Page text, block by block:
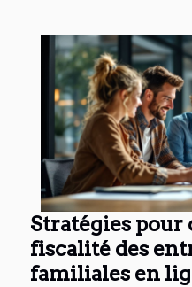
Stratégies
fiscalité des
familiales en